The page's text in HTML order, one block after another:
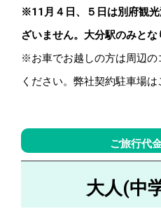
※11月４日、５日は別府観
ざいません。大分駅のみとな
※お車でお越しの方は周辺の
ください。弊社契約駐車場は
ご旅行代
大人(中